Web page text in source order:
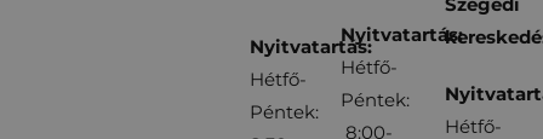
Nyitvatartás:
Hétfő-
Péntek:
Nyitvatartás:
Hétfő-
Péntek:
8:00-
Hétfő-